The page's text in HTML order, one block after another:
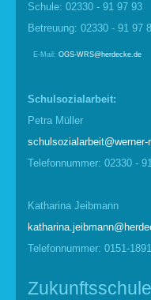
Schule: 02330 - 91 97 93
Betreuung: 02330 - 91 97
E-Mail: OGS-WRS@herdecke.de
Schulsozialarbeit:
Petra Müller
Telefonnummer: 02330 -
Katharina Jeibmann
Telefonnummer: 0151-